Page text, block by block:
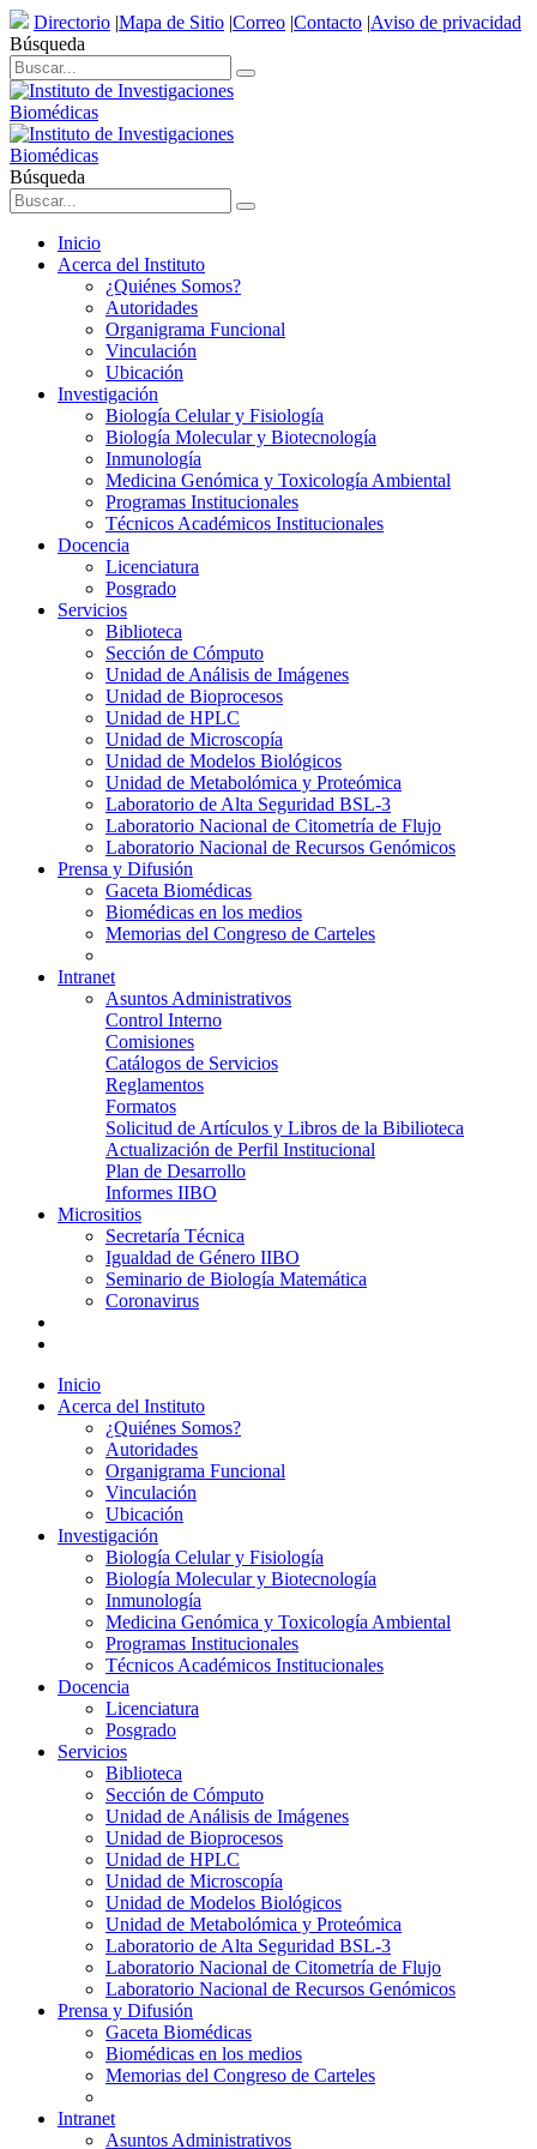
Directorio |Mapa de Sitio |Correo |Contacto |Aviso de privacidad
Búsqueda
Búsqueda
Inicio
Acerca del Instituto
¿Quiénes Somos?
Autoridades
Organigrama Funcional
Vinculación
Ubicación
Investigación
Biología Celular y Fisiología
Biología Molecular y Biotecnología
Inmunología
Medicina Genómica y Toxicología Ambiental
Programas Institucionales
Técnicos Académicos Institucionales
Docencia
Licenciatura
Posgrado
Servicios
Biblioteca
Sección de Cómputo
Unidad de Análisis de Imágenes
Unidad de Bioprocesos
Unidad de HPLC
Unidad de Microscopía
Unidad de Modelos Biológicos
Unidad de Metabolómica y Proteómica
Laboratorio de Alta Seguridad BSL-3
Laboratorio Nacional de Citometría de Flujo
Laboratorio Nacional de Recursos Genómicos
Prensa y Difusión
Gaceta Biomédicas
Biomédicas en los medios
Memorias del Congreso de Carteles
Intranet
Asuntos Administrativos
Control Interno
Comisiones
Catálogos de Servicios
Reglamentos
Formatos
Solicitud de Artículos y Libros de la Bibilioteca
Actualización de Perfil Institucional
Plan de Desarrollo
Informes IIBO
Micrositios
Secretaría Técnica
Igualdad de Género IIBO
Seminario de Biología Matemática
Coronavirus
Inicio
Acerca del Instituto
¿Quiénes Somos?
Autoridades
Organigrama Funcional
Vinculación
Ubicación
Investigación
Biología Celular y Fisiología
Biología Molecular y Biotecnología
Inmunología
Medicina Genómica y Toxicología Ambiental
Programas Institucionales
Técnicos Académicos Institucionales
Docencia
Licenciatura
Posgrado
Servicios
Biblioteca
Sección de Cómputo
Unidad de Análisis de Imágenes
Unidad de Bioprocesos
Unidad de HPLC
Unidad de Microscopía
Unidad de Modelos Biológicos
Unidad de Metabolómica y Proteómica
Laboratorio de Alta Seguridad BSL-3
Laboratorio Nacional de Citometría de Flujo
Laboratorio Nacional de Recursos Genómicos
Prensa y Difusión
Gaceta Biomédicas
Biomédicas en los medios
Memorias del Congreso de Carteles
Intranet
Asuntos Administrativos